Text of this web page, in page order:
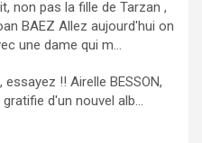
non pas la fille de Tarzan ,
BAEZ Allez aujourd'hui on
une dame qui m...
essayez !! Airelle BESSON,
d'un nouvel alb...